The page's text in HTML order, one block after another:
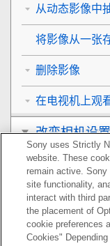
从动态影像中
将影像从一张
删除影像
在电视机上观
改变相机设置
在智能手机
使用电脑
附录
Sony uses Strictly
website. These
remain active.
site functionality,
interact with third
the placement of
cookie preferences
Cookies"